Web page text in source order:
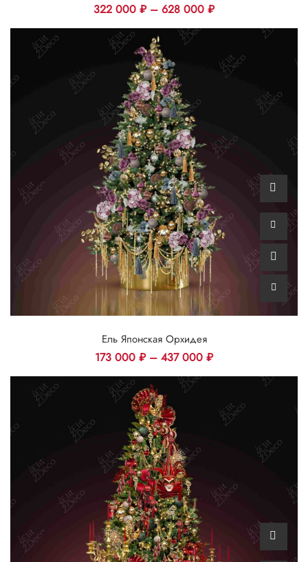
322 000 ₽– 628 000 ₽
Ель Японская Орхидея
173 000 ₽– 437 000 ₽